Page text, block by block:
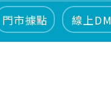
門市據點 線上DM